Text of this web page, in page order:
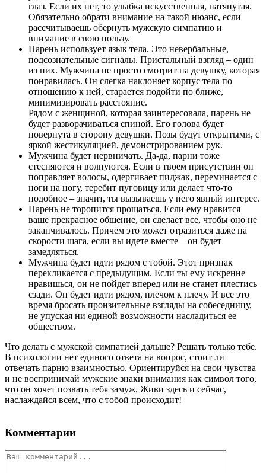
глаз. Если их нет, то улыбка искусственная, натянутая.
Обязательно обрати внимание на такой нюанс, если
рассчитываешь обернуть мужскую симпатию и
внимание в свою пользу.
Парень использует язык тела. Это невербальные,
подсознательные сигналы. Пристальный взгляд – один
из них. Мужчина не просто смотрит на девушку, которая
понравилась. Он слегка наклоняет корпус тела по
отношению к ней, старается подойти по ближе,
минимизировать расстояние.
Рядом с женщиной, которая заинтересовала, парень не
будет разворачиваться спиной. Его голова будет
повернута в сторону девушки. Позы будут открытыми, с
яркой жестикуляцией, демонстрированием рук.
Мужчина будет нервничать. Да-да, парни тоже
стесняются и волнуются. Если в твоем присутствии он
поправляет волосы, одергивает пиджак, переминается с
ноги на ногу, теребит пуговицу или делает что-то
подобное – значит, ты вызываешь у него явный интерес.
Парень не торопится прощаться. Если ему нравится
ваше прекрасное общение, он сделает все, чтобы оно не
заканчивалось. Причем это может отразиться даже на
скорости шага, если вы идете вместе – он будет
замедляться.
Мужчина будет идти рядом с тобой. Этот признак
перекликается с предыдущим. Если ты ему искренне
нравишься, он не пойдет вперед или не станет плестись
сзади. Он будет идти рядом, плечом к плечу. И все это
время бросать пронзительные взгляды на собеседницу,
не упуская ни единой возможности насладиться ее
обществом.
Что делать с мужской симпатией дальше? Решать только тебе.
В психологии нет единого ответа на вопрос, стоит ли
отвечать парню взаимностью. Ориентируйся на свои чувства
и не воспринимай мужские знаки внимания как символ того,
что он хочет позвать тебя замуж. Живи здесь и сейчас,
наслаждайся всем, что с тобой происходит!
Комментарии